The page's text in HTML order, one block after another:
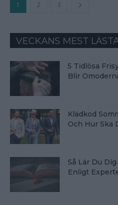
1 2 3
VECKANS MEST
5 Tidlösa
Blir
Klädkod
Och Hur Ska
Så Lär Du
Enligt